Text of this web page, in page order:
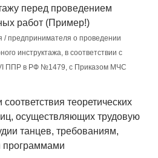
перед проведением
работ (Пример!)
/ предпринимателя о проведении
инструктажа, в соответствии с
ППР в РФ №1479, c Приказом МЧС
теоретических
осуществляющих трудовую
танцев, требованиям,
программами